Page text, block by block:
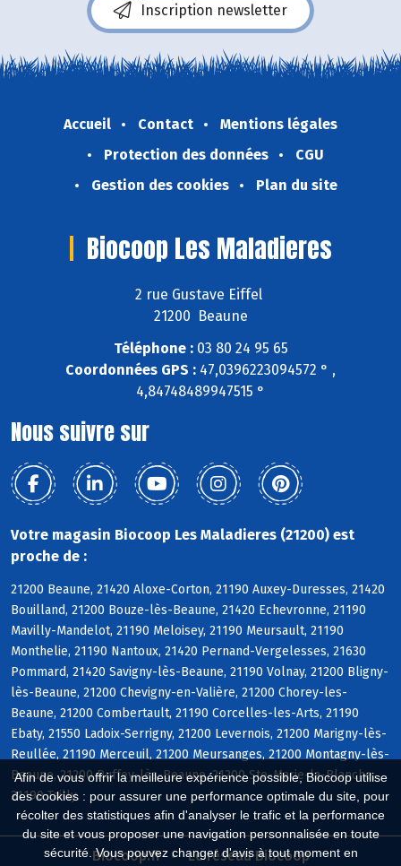
Afin de vous offrir la meilleure expérience possible, Biocoop utilise
des cookies : pour assurer une performance optimale du site, pour
récolter des statistiques afin d'analyser le trafic et la performance
du site et vous proposer une navigation personnalisée en toute
sécurité. Vous pouvez changer d'avis à tout moment en
Inscription newsletter
Accueil Contact
Mentions légales
Protection des données
CGU
Gestion des cookies
Plan du site
Biocoop Les Maladieres
2 rue Gustave Eiffel
21200 Beaune
Téléphone :03 80 24 95 65
Coordonnées GPS : 47,0396223094572 ° ,
4,84748489947515 °
Nous suivre sur
Votre magasin Biocoop Les Maladieres (21200) est
proche de :
21200 Beaune, 21420 Aloxe-Corton, 21190 Auxey-Duresses, 21420
Bouilland, 21200 Bouze-lès-Beaune, 21420 Echevronne, 21190
Mavilly-Mandelot, 21190 Meloisey, 21190 Meursault, 21190
Monthelie, 21190 Nantoux, 21420 Pernand-Vergelesses, 21630
Pommard, 21420 Savigny-lès-Beaune, 21190 Volnay, 21200 Bligny-
lès-Beaune, 21200 Chevigny-en-Valière, 21200 Chorey-les-
Beaune, 21200 Combertault, 21190 Corcelles-les-Arts, 21190
Ebaty, 21550 Ladoix-Serrigny, 21200 Levernois, 21200 Marigny-lès-
Reullée, 21190 Merceuil, 21200 Meursanges, 21200 Montagny-lès-
Beaune, 21200 Ruffey-lès-Beaune, 21200 Ste-Marie-la-Blanche,
21190 Tailly
Biocoop.fr Le réseau Biocoop